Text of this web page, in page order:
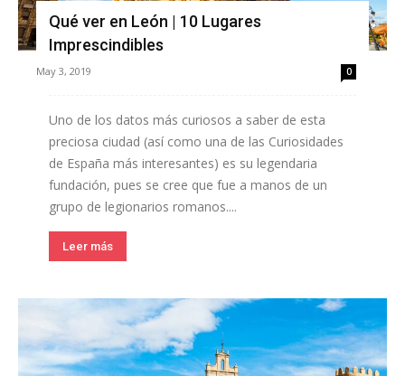
Qué ver en León | 10 Lugares
Imprescindibles
May 3, 2019 0
Uno de los datos más curiosos a saber de esta
preciosa ciudad (así como una de las Curiosidades
de España más interesantes) es su legendaria
fundación, pues se cree que fue a manos de un
grupo de legionarios romanos....
Leer más